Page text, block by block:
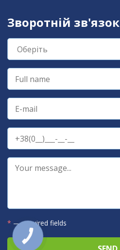
Зворотній зв'язок
* — required fields
КНОПКА
ЗВ'ЯЗКУ